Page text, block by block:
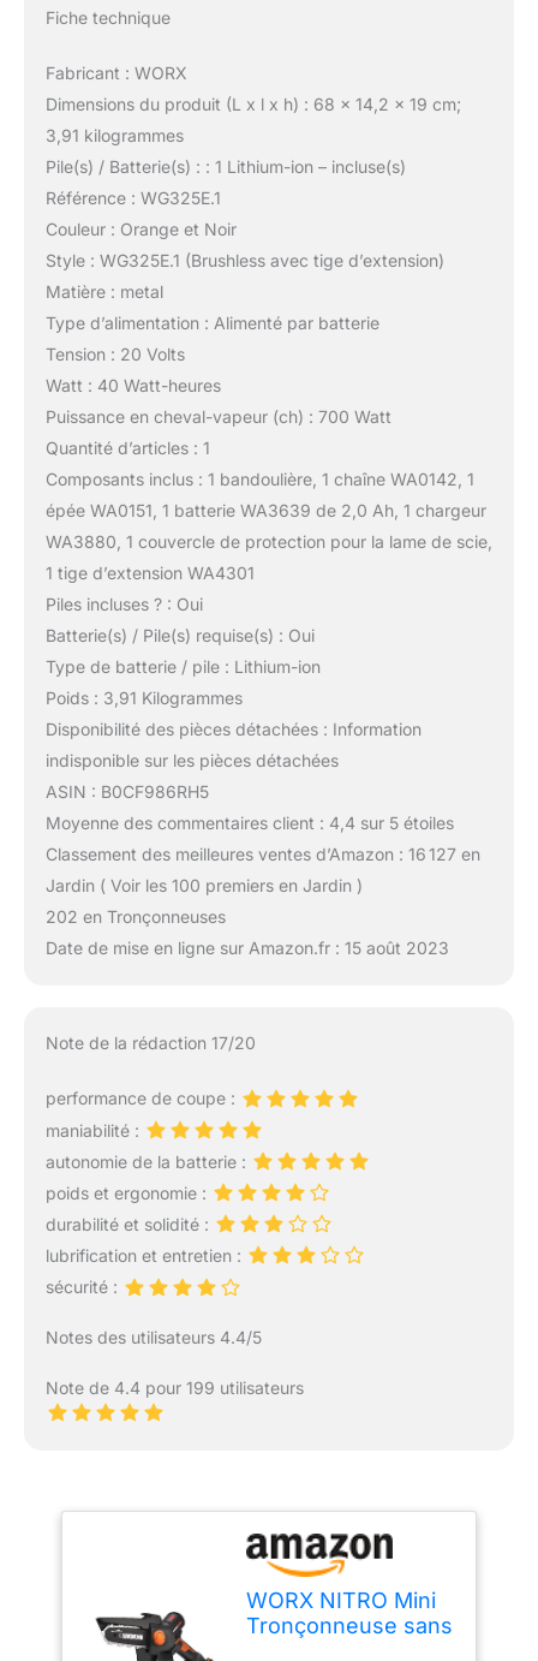
Fiche technique
Fabricant : WORX
Dimensions du produit (L x l x h) : 68 x 14,2 x 19 cm;
3,91 kilogrammes
Pile(s) / Batterie(s) : : 1 Lithium-ion – incluse(s)
Référence : WG325E.1
Couleur : Orange et Noir
Style : WG325E.1 (Brushless avec tige d’extension)
Matière : metal
Type d’alimentation : Alimenté par batterie
Tension : 20 Volts
Watt : 40 Watt-heures
Puissance en cheval-vapeur (ch) : 700 Watt
Quantité d’articles : 1
Composants inclus : 1 bandoulière, 1 chaîne WA0142, 1
épée WA0151, 1 batterie WA3639 de 2,0 Ah, 1 chargeur
WA3880, 1 couvercle de protection pour la lame de scie,
1 tige d’extension WA4301
Piles incluses ? : Oui
Batterie(s) / Pile(s) requise(s) : Oui
Type de batterie / pile : Lithium-ion
Poids : 3,91 Kilogrammes
Disponibilité des pièces détachées : Information
indisponible sur les pièces détachées
ASIN : B0CF986RH5
Moyenne des commentaires client : 4,4 sur 5 étoiles
Classement des meilleures ventes d’Amazon : 16 127 en
Jardin ( Voir les 100 premiers en Jardin )
202 en Tronçonneuses
Date de mise en ligne sur Amazon.fr : 15 août 2023
Note de la rédaction 17/20
performance de coupe :
maniabilité :
autonomie de la batterie :
poids et ergonomie :
durabilité et solidité :
lubrification et entretien :
sécurité :
Notes des utilisateurs 4.4/5
Note de 4.4 pour 199 utilisateurs
WORX NITRO Mini
Tronçonneuse sans